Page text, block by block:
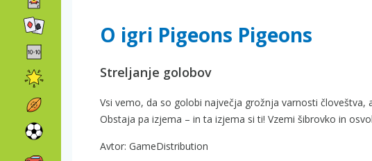
O igri Pigeons Pigeons
Streljanje golobov
Vsi vemo, da so golobi največja grožnja varnosti
Obstaja pa izjema – in ta izjema si ti! Vzemi šibrovko in
Avtor: GameDistribution